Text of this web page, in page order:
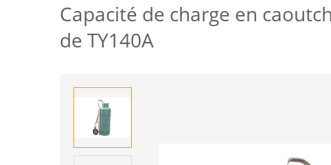
Capacité de charge en
de TY140A